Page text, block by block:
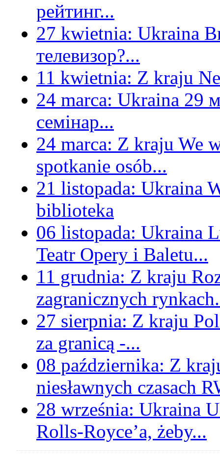
рейтинг...
27 kwietnia: Ukraina
телевизор?...
11 kwietnia: Z kraju
24 marca: Ukraina 29
семінар...
24 marca: Z kraju We
spotkanie osób...
21 listopada: Ukraina
biblioteka
06 listopada: Ukraina
Teatr Opery i Baletu...
11 grudnia: Z kraju
zagranicznych
27 sierpnia: Z kraju
za granicą -...
08 października: Z
niesławnych czasach
28 września: Ukraina
Rolls-Royce’a, żeby...